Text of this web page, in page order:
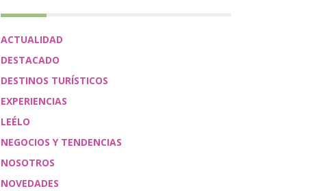
ACTUALIDAD
DESTACADO
DESTINOS TURÍSTICOS
EXPERIENCIAS
LEÉLO
NEGOCIOS Y TENDENCIAS
NOSOTROS
NOVEDADES